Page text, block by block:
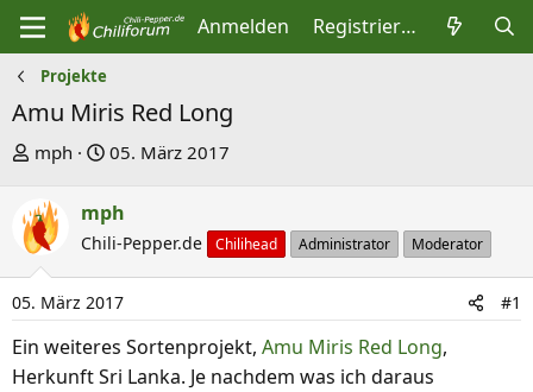
Anmelden Registrieren
Projekte
Amu Miris Red Long
E
s
t
e
l
e
r
mph
E
s
t
l
l
t
a
05. März 2017
mph
Chili-Pepper.de Chilihead Administrator Moderator
05. März 2017 #1
Ein weiteres Sortenprojekt, Amu Miris Red Long,
Herkunft Sri Lanka. Je nachdem was ich daraus